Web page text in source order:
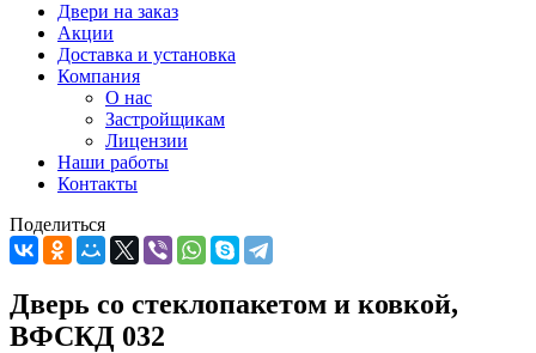
Двери на заказ
Акции
Доставка и установка
Компания
О нас
Застройщикам
Лицензии
Наши работы
Контакты
Поделиться
Дверь со стеклопакетом и ковкой,
ВФСКД 032